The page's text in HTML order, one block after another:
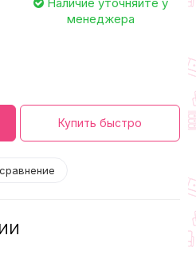
менеджера
Купить быстро